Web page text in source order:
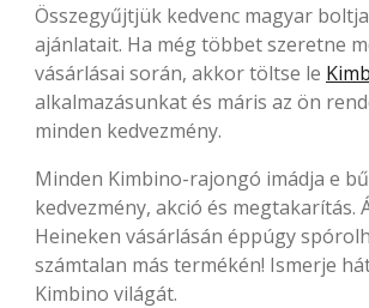
Összegyűjtjük kedvenc magyar
ajánlatait. Ha még többet szeretne
vásárlásai során, akkor töltse le
alkalmazásunkat és máris az ön
minden kedvezmény.
Minden Kimbino-rajongó imádja e
kedvezmény, akció és megtakarítás.
Heineken vásárlásán éppúgy
számtalan más termékén! Ismerje
Kimbino világát.